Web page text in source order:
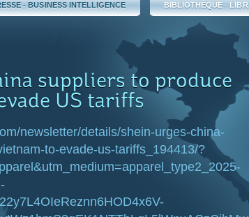
- BUSINESS INTELLIGENCE BIBLIOTHÈQUE -
suppliers to produce
US tariffs
newsletter/details/shein-urges-china-
to-evade-us-tariffs_194413/?